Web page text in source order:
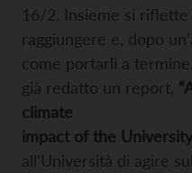
16/2. Insieme si
raggiungere e, dopo
come portarli a
già redatto un report,
climate
impact of the
all’Università di agire